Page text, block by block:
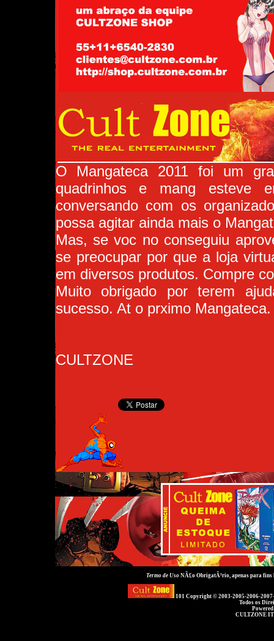
O Mangateca 2011 foi um
quadrinhos e mang esteve
conversando com os
possa agitar ainda mais o
Mas, se voc no conseguiu
se preocupar por que a loja
em diversos produtos. Compre
Muito obrigado por terem
sucesso. At o prximo Mangateca.
CULTZONE
Termo de UsoNÃ£o ObrigatÃ³rio, apenas para
101 Copyright © 2003-2005-2006-
Todos os
CULTZONE